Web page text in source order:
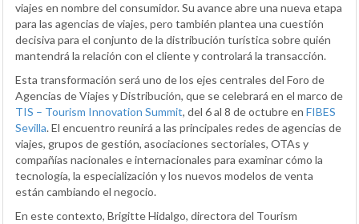
viajes en nombre del consumidor. Su avance abre una nueva etapa
para las agencias de viajes, pero también plantea una cuestión
decisiva para el conjunto de la distribución turística sobre quién
mantendrá la relación con el cliente y controlará la transacción.
Esta transformación será uno de los ejes centrales del Foro de
Agencias de Viajes y Distribución, que se celebrará en el marco de
TIS – Tourism Innovation Summit, del 6 al 8 de octubre en FIBES
Sevilla. El encuentro reunirá a las principales redes de agencias de
viajes, grupos de gestión, asociaciones sectoriales, OTAs y
compañías nacionales e internacionales para examinar cómo la
tecnología, la especialización y los nuevos modelos de venta
están cambiando el negocio.
En este contexto, Brigitte Hidalgo, directora del Tourism